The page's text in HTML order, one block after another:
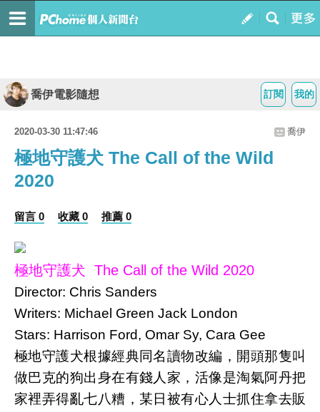
我的
訂閱
喬伊電影隨想
2020-03-30 11:47:46 喬伊
極地守護犬 The Call of the Wild
2020
留言 0 收藏 0 推薦 0
極地守護犬 The Call of the Wild 2020
Director: Chris Sanders
Writers: Michael Green Jack London
Stars: Harrison Ford, Omar Sy, Cara Gee
極地守護犬根據經典同名讀物改編，開頭那隻叫
做巴克的狗出身在有錢人家，活像是淘氣阿丹把
家裡弄得亂七八糟，某日被有心人士抓住拿去販